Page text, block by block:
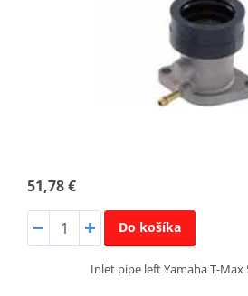
51,78 €
Do košíka
Inlet pipe left Yamaha T-Max